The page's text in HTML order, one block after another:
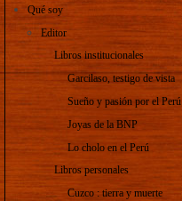
Qué soy
Editor
Libros institucionales
Garcilaso, testigo de vista
Sueño y pasión por el Perú
Joyas de la BNP
Lo cholo en el Perú
Libros personales
Cuzco : tierra y muerte